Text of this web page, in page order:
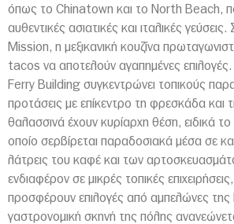
όπως το Chinatown και το North Beach,
αυθεντικές ασιατικές και ιταλικές γεύσεις.
Mission, η μεξικανική κουζίνα
tacos να αποτελούν αγαπημένες
Ferry Building συγκεντρώνει τοπικούς
προτάσεις με επίκεντρο τη φρεσκάδα και
θαλασσινά έχουν κυρίαρχη θέση, ειδικά
οποίο σερβίρεται παραδοσιακά μέσα σε
λάτρεις του καφέ και των
ενδιαφέρον σε μικρές τοπικές
προσφέρουν επιλογές από αμπελώνες της
γαστρονομική σκηνή της πόλης